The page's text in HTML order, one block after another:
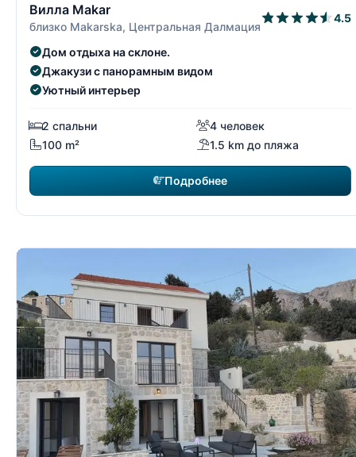
Вилла Makar
близко Makarska, Центральная Далмация
4.5
Дом отдыха на склоне.
Джакузи с панорамным видом
Уютный интерьер
2 спальни
4 человек
100 m²
1.5 km до пляжа
Подробнее